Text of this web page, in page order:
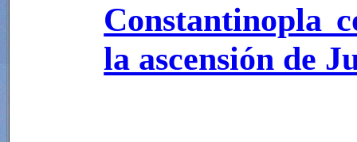
Constantinopla
la ascensión de